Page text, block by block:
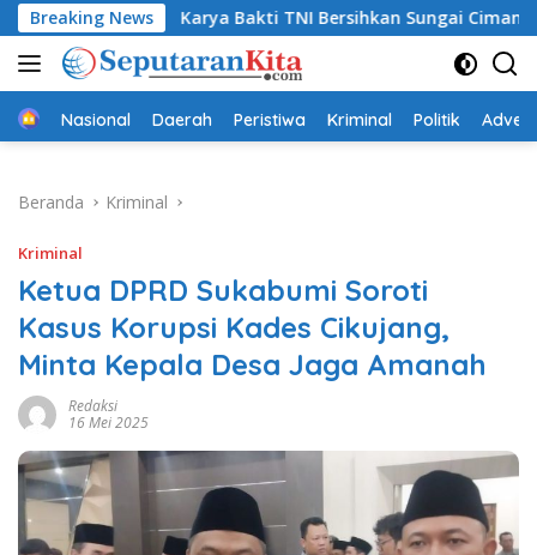
Langsung
ke
konten
Breaking News
Karya Bakti TNI Bersihkan Sungai Cimandiri, Dukung
Beranda
Nasional Daerah Peristiwa Kriminal Politik
Beranda Kriminal
Kriminal
Ketua DPRD Sukabumi Soroti
Kasus Korupsi Kades Cikujang,
Minta Kepala Desa Jaga Amanah
Redaksi
16 Mei 2025